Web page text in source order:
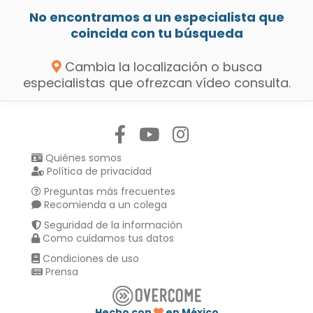
No encontramos a un especialista que
coincida con tu búsqueda
Cambia la localización o busca
especialistas que ofrezcan vídeo consulta.
Quiénes somos
Política de privacidad
Preguntas más frecuentes
Recomienda a un colega
Seguridad de la información
Como cuidamos tus datos
Condiciones de uso
Prensa